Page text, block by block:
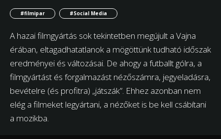
#filmipar #Social Media
A hazai filmgyártás sok tekintetben megújult a Vajna
érában, eltagadhatatlanok a mögöttünk tudható időszak
eredményei és változásai. De ahogy a futballt gólra, a
filmgyártást és forgalmazást nézőszámra, jegyeladásra,
bevételre (és profitra) „játszák”. Ehhez azonban nem
elég a filmeket legyártani, a nézőket is be kell csábítani
a mozikba.